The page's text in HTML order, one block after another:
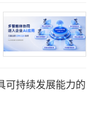
可持续发展能力的